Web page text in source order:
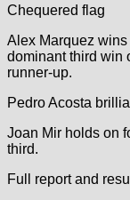
Chequered flag
Alex Marquez wins
dominant third win
runner-up.
Pedro Acosta
Joan Mir holds on
third.
Full report and